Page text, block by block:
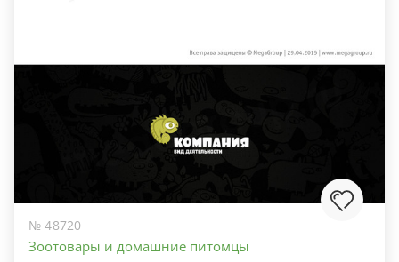
№ 48720
Зоотовары и домашние питомцы